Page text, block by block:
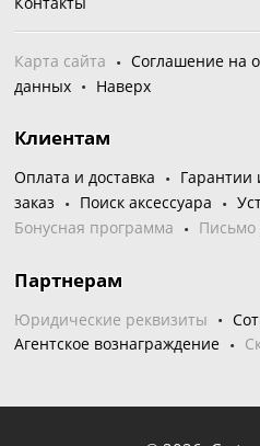
Карта сайта
Соглашение на
данных
Наверх
Клиентам
Оплата и доставка Гарантии
заказ
Поиск аксессуара
Бонусная программа
Письмо
Партнерам
Юридические реквизиты
Агентское вознаграждение